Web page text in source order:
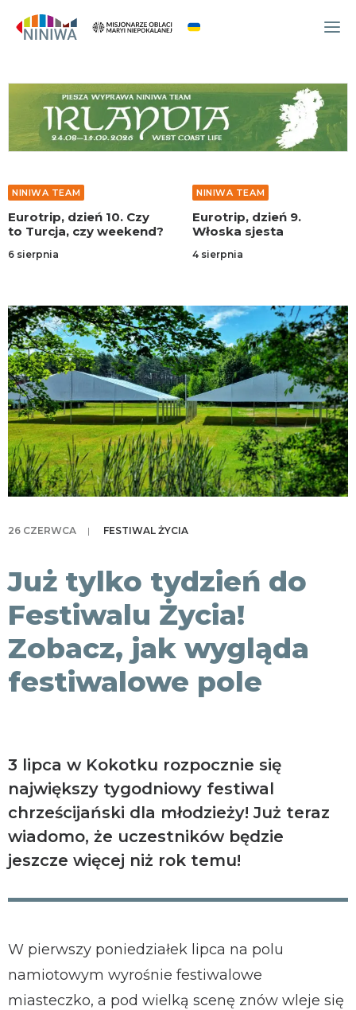
WYDARZENIA
O NAS
WSPÓLNOTA
NINIWA TEAM
FESTIWAL ŻYCIA
NINIWA BUD
SKLEP
KONTAKT
NINIWA TEAM
Eurotrip, dzień 10. Czy
to Turcja, czy weekend?
6 sierpnia
NINIWA TEAM
Eurotrip, dzień 9.
Włoska sjesta
4 sierpnia
26 CZERWCA | FESTIWAL ŻYCIA
Już tylko tydzień do
Festiwalu Życia!
Zobacz, jak wygląda
festiwalowe pole
3 lipca w Kokotku rozpocznie się
największy tygodniowy festiwal
chrześcijański dla młodzieży! Już teraz
wiadomo, że uczestników będzie
jeszcze więcej niż rok temu!
W pierwszy poniedziałek lipca na polu
namiotowym wyrośnie festiwalowe
miasteczko, a pod wielką scenę znów wleje się